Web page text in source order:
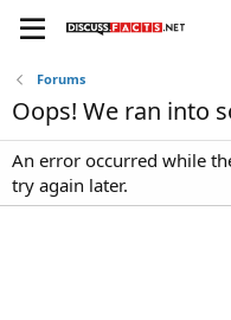
Forums
Oops! We ran into
An error occurred while
try again later.